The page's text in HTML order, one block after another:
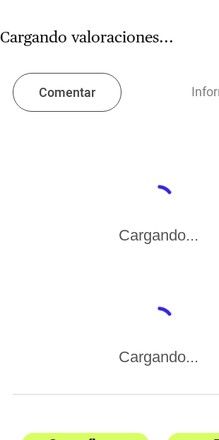
Cargando valoraciones...
Comentar
Cargando...
Cargando...